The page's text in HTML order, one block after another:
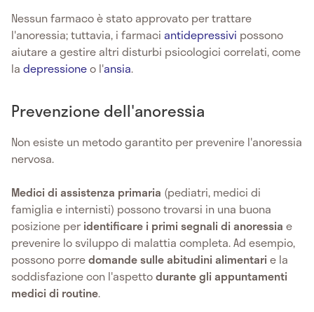
Nessun farmaco è stato approvato per trattare
l'anoressia; tuttavia, i farmaci antidepressivi possono
aiutare a gestire altri disturbi psicologici correlati, come
la depressioneo l'ansia.
Prevenzione dell'anoressia
Non esiste un metodo garantito per prevenire l'anoressia
nervosa.
Medici di assistenza primaria (pediatri, medici di
famiglia e internisti) possono trovarsi in una buona
posizione per identificare i primi segnali di anoressia e
prevenire lo sviluppo di malattia completa. Ad esempio,
possono porredomande sulle abitudini alimentarie la
soddisfazione con l'aspettodurante gli appuntamenti
medici di routine.